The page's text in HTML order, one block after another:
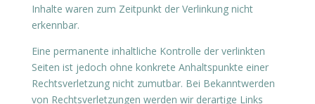
Inhalte waren zum Zeitpunkt der Verlinkung nicht
erkennbar.
Eine permanente inhaltliche Kontrolle der verlinkten
Seiten ist jedoch ohne konkrete Anhaltspunkte einer
Rechtsverletzung nicht zumutbar. Bei Bekanntwerden
von Rechtsverletzungen werden wir derartige Links